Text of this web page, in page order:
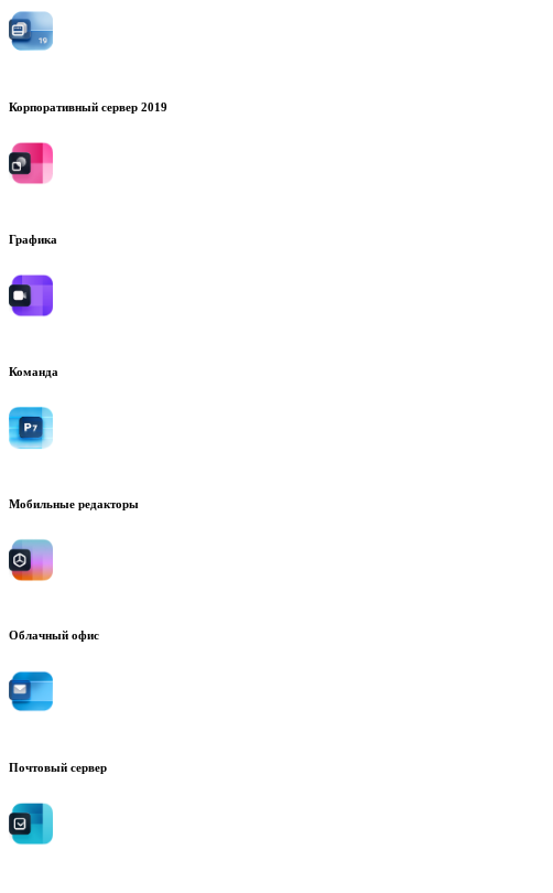
Корпоративный сервер 2019
Графика
Команда
Мобильные редакторы
Облачный офис
Почтовый сервер